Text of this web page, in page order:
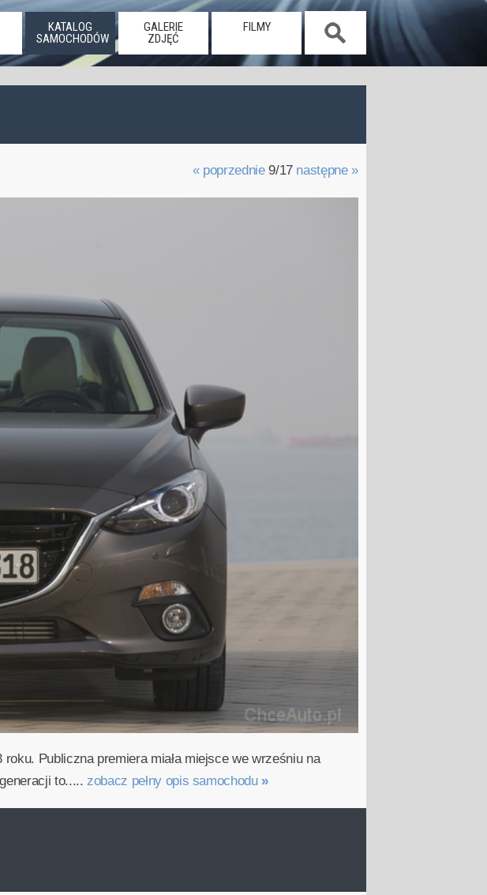
KATALOG
SAMOCHODÓW
GALERIE
ZDJĘĆ
FILMY
« poprzednie9/17 następne »
Publiczna premiera miała miejsce we wrześniu na
to.....zobacz pełny opis samochodu »